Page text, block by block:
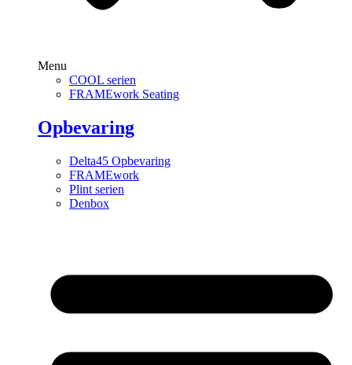
Menu
COOL serien
FRAMEwork Seating
Opbevaring
Delta45 Opbevaring
FRAMEwork
Plint serien
Denbox